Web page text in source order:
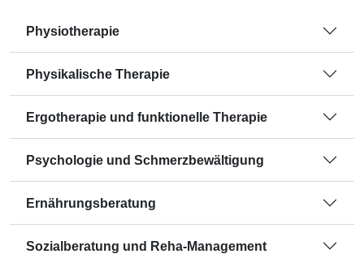
Physiotherapie
Physikalische Therapie
Ergotherapie und funktionelle Therapie
Psychologie und Schmerzbewältigung
Ernährungsberatung
Sozialberatung und Reha-Management